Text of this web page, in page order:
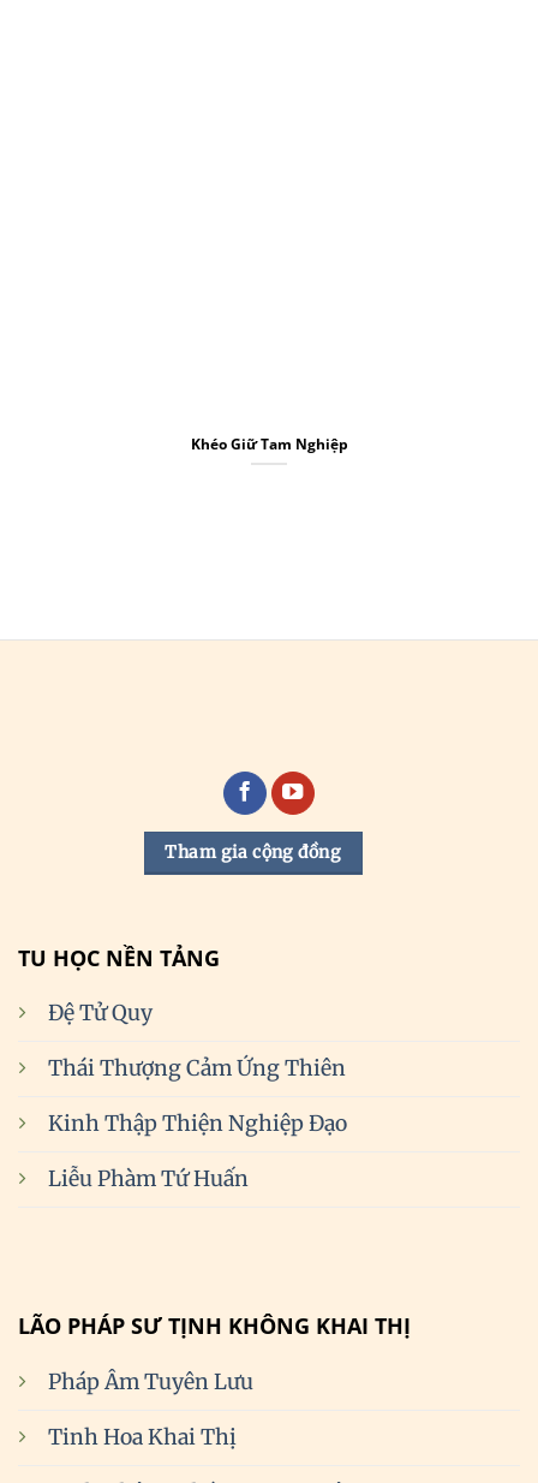
Khéo Giữ Tam Nghiệp
Tham gia cộng đồng
TU HỌC NỀN TẢNG
Đệ Tử Quy
Thái Thượng Cảm Ứng Thiên
Kinh Thập Thiện Nghiệp Đạo
Liễu Phàm Tứ Huấn
LÃO PHÁP SƯ TỊNH KHÔNG KHAI THỊ
Pháp Âm Tuyên Lưu
Tinh Hoa Khai Thị